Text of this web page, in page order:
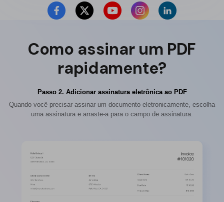
Como assinar um PDF
rapidamente?
Passo 2. Adicionar assinatura eletrônica ao PDF
Quando você precisar assinar um documento eletronicamente, escolha
uma assinatura e arraste-a para o campo de assinatura.